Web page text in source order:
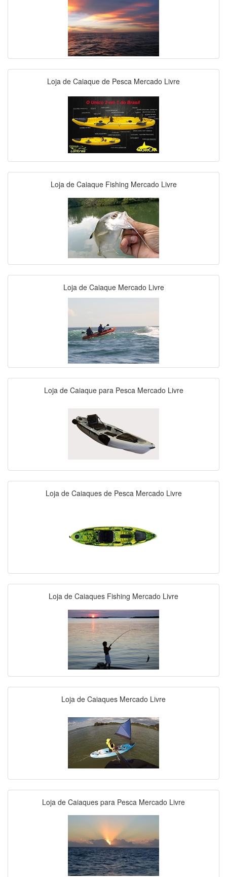
Loja de Caiaque de Pesca Mercado Livre
Loja de Caiaque Fishing Mercado Livre
Loja de Caiaque Mercado Livre
Loja de Caiaque para Pesca Mercado Livre
Loja de Caiaques de Pesca Mercado Livre
Loja de Caiaques Fishing Mercado Livre
Loja de Caiaques Mercado Livre
Loja de Caiaques para Pesca Mercado Livre